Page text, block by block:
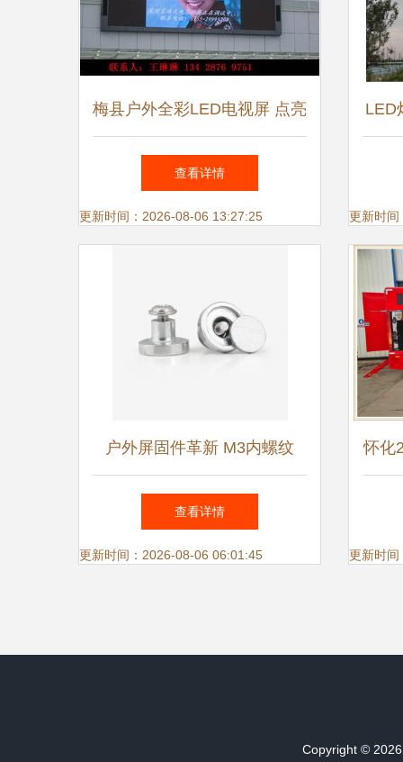
梅县户外全彩LED电视屏 点亮
城市夜景的数字新名片
查看详情
更新时间：2026-08-06 13:27:25
LED
更新时
户外屏固件革新 M3内螺纹
LED显示屏内牙磁柱的强力磁
吸解决方案
查看详情
更新时间：2026-08-06 06:01:45
怀化
更新时
Copyright ©